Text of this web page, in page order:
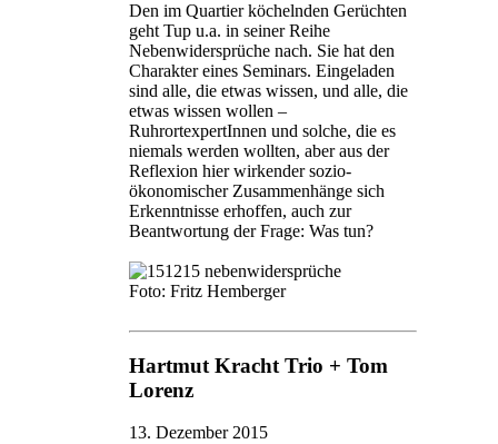
Den im Quartier köchelnden Gerüchten
geht Tup u.a. in seiner Reihe
Nebenwidersprüche nach. Sie hat den
Charakter eines Seminars. Eingeladen
sind alle, die etwas wissen, und alle, die
etwas wissen wollen –
RuhrortexpertInnen und solche, die es
niemals werden wollten, aber aus der
Reflexion hier wirkender sozio-
ökonomischer Zusammenhänge sich
Erkenntnisse erhoffen, auch zur
Beantwortung der Frage: Was tun?
Foto: Fritz Hemberger
Hartmut Kracht Trio + Tom
Lorenz
13. Dezember 2015